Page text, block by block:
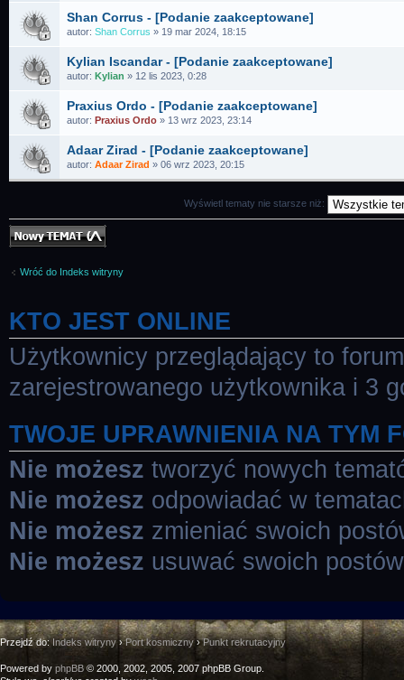
Shan Corrus - [Podanie zaakceptowane]
autor: Shan Corrus » 19 mar 2024, 18:15
Kylian Iscandar - [Podanie zaakceptowane]
autor: Kylian » 12 lis 2023, 0:28
Praxius Ordo - [Podanie zaakceptowane]
autor: Praxius Ordo » 13 wrz 2023, 23:14
Adaar Zirad - [Podanie zaakceptowane]
autor: Adaar Zirad » 06 wrz 2023, 20:15
Wyświetl tematy nie starsze niż:
Nowy temat
Wróć do Indeks witryny
KTO JEST ONLINE
Użytkownicy przeglądający to
zarejestrowanego użytkownika i 3
TWOJE UPRAWNIENIA NA TYM
Nie możesz tworzyć nowych
Nie możesz odpowiadać w
Nie możesz zmieniać swoich
Nie możesz usuwać swoich postów
Przejdź do:Indeks witryny›Port kosmiczny›Punkt rekrutacyjny
Powered by phpBB © 2000, 2002, 2005, 2007 phpBB Group.